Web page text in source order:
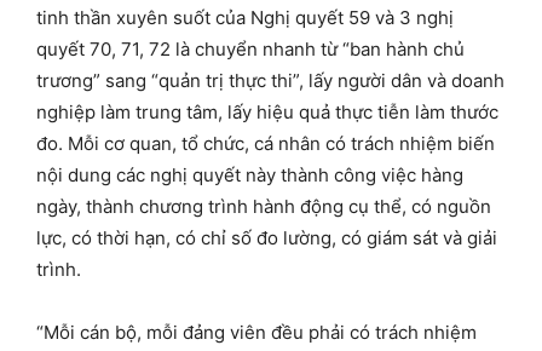
tinh thần xuyên suốt của Nghị quyết 59 và 3 nghị
quyết 70, 71, 72 là chuyển nhanh từ “ban hành chủ
trương” sang “quản trị thực thi”, lấy người dân và doanh
nghiệp làm trung tâm, lấy hiệu quả thực tiễn làm thước
đo. Mỗi cơ quan, tổ chức, cá nhân có trách nhiệm biến
nội dung các nghị quyết này thành công việc hàng
ngày, thành chương trình hành động cụ thể, có nguồn
lực, có thời hạn, có chỉ số đo lường, có giám sát và giải
trình.
“Mỗi cán bộ, mỗi đảng viên đều phải có trách nhiệm